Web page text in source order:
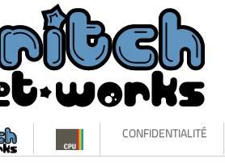
CONFIDENTIALITÉ